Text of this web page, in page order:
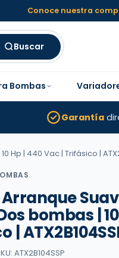
Conoce nuestra
Buscar
Bombas
Garantía
| 440 Vac | Trifásico |
bombas |
|
ATX2B104SSP